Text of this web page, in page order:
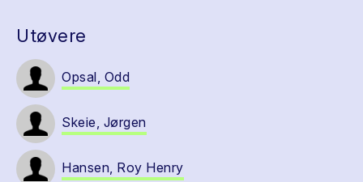
Utøvere
Opsal, Odd
Skeie, Jørgen
Hansen, Roy Henry